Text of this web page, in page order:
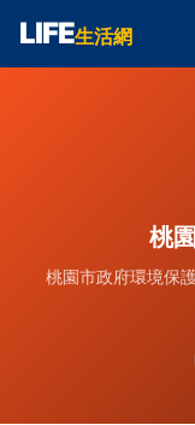
LIFE生活網
桃
桃園市政府環境保